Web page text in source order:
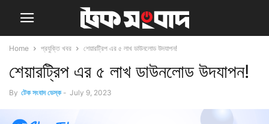
Home প্রযুক্তি খবর শেয়ারট্রিপ এর ৫ লাখ ডাউনলোড উদযাপন!
শেয়ারট্রিপ এর ৫ লাখ ডাউনলোড উদযাপন!
By টেক সংবাদ ডেস্ক - July 9, 2023